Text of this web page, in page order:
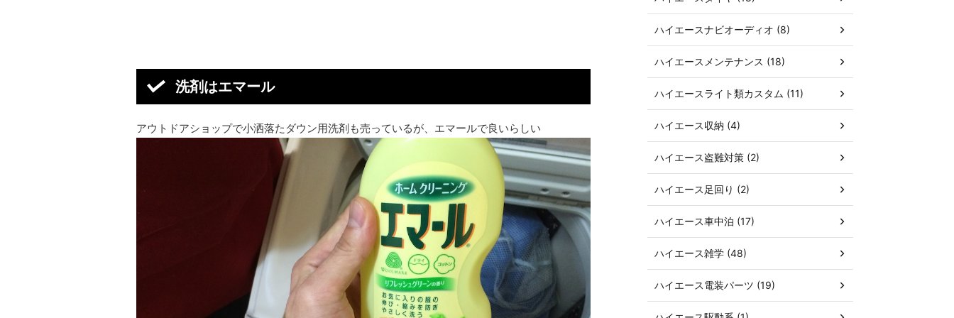
洗剤はエマール
アウトドアショップで小洒落たダウン用洗剤も売っているが、エマールで良いらしい
ハイエースナビオーディオ (8)
ハイエースメンテナンス (18)
ハイエースライト類カスタム (11)
ハイエース収納 (4)
ハイエース盗難対策 (2)
ハイエース足回り (2)
ハイエース車中泊 (17)
ハイエース雑学 (48)
ハイエース電装パーツ (19)